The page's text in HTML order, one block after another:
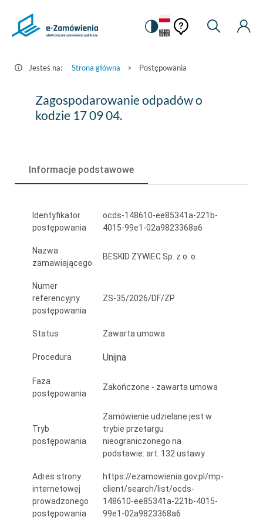
Postępowania
Zamówienia.gov.pl
Zmiana
na
kontrastową
Pomoc
kontekstowa
Pomoc
Moje
Jesteś na: Strona główna > Postępowania
Zagospodarowanie
odpadów
17
04.
Zagospodarowanie odpadów o
kodzie 17 09 04.
Informacje podstawowe
Identyfikator
postępowania
ocds-148610-ee85341a-221b-
4015-99e1-02a9823368a6
Nazwa
zamawiającego
BESKID ŻYWIEC Sp. z o. o.
Numer
referencyjny
postępowania
ZS-35/2026/DF/ZP
Status Zawarta umowa
Procedura Unijna
Faza
postępowania
Zakończone - zawarta umowa
Tryb
postępowania
Zamówienie udzielane jest w
trybie przetargu
nieograniczonego na
podstawie: art. 132 ustawy
Adres strony
internetowej
prowadzonego
postępowania
https://ezamowienia.gov.pl/mp-
client/search/list/ocds-
148610-ee85341a-221b-4015-
99e1-02a9823368a6